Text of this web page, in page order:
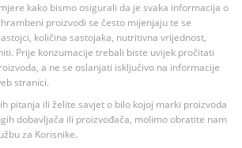
kako bismo osigurali da je svaka informacija o
proizvodi se često mijenjaju te se
količina sastojaka, nutritivna vrijednost,
Prije konzumacije trebali biste uvijek pročitati
a ne se oslanjati isključivo na informacije
stranici.
pitanja ili želite savjet o bilo kojoj marki proizvoda
dobavljača ili proizvođača, molimo obratite nam
za Korisnike.